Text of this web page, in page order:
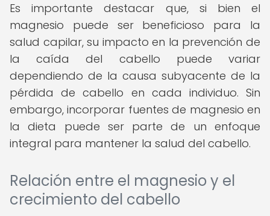
Es importante destacar que, si bien el
magnesio puede ser beneficioso para la
salud capilar, su impacto en la prevención de
la caída del cabello puede variar
dependiendo de la causa subyacente de la
pérdida de cabello en cada individuo. Sin
embargo, incorporar fuentes de magnesio en
la dieta puede ser parte de un enfoque
integral para mantener la salud del cabello.
Relación entre el magnesio y el
crecimiento del cabello